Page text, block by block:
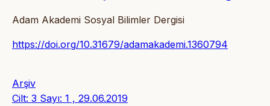
Adam Akademi Sosyal Bilimler Dergisi
https://doi.org/10.31679/adamakademi.1360794
Arşiv
Cilt: 3 Sayı: 1 , 29.06.2019